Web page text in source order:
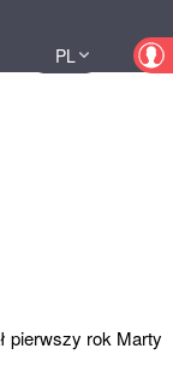
PL
pierwszy rok Marty